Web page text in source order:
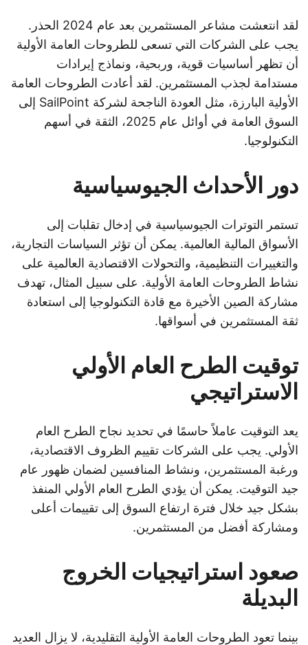
لقد انتعشت مشاعر المستثمرين بعد عام 2024 الحذر.
يجب على الشركات التي تسعى للطروحات العامة الأولية
أن تظهر أساسيات قوية، وربحية، ونماذج إيرادات
مستدامة لجذب المستثمرين. لقد أعادت الطروحات العامة
الأولية البارزة، مثل العودة الناجحة لشركة SailPoint إلى
السوق العامة في أوائل عام 2025، الثقة في أسهم
التكنولوجيا.
دور الأحداث الجيوسياسية
تستمر التوترات الجيوسياسية في إدخال تقلبات إلى
الأسواق المالية العالمية. يمكن أن تؤثر السياسات التجارية،
والتغييرات التنظيمية، والتحولات الاقتصادية العالمية على
نشاط الطروحات العامة الأولية. على سبيل المثال، تهدف
مشاركة الصين الأخيرة مع قادة التكنولوجيا إلى استعادة
ثقة المستثمرين في أسواقها.
توقيت الطرح العام الأولي
الاستراتيجي
يعد التوقيت عاملاً حاسمًا في تحديد نجاح الطرح العام
الأولي. يجب على الشركات تقييم الظروف الاقتصادية،
ورغبة المستثمرين، ونشاط المنافسين لضمان ظهور عام
جيد التوقيت. يمكن أن يؤدي الطرح العام الأولي المنفذ
بشكل جيد خلال فترة ارتفاع السوق إلى تقييمات أعلى
ومشاركة أفضل من المستثمرين.
صعود استراتيجيات الخروج
البديلة
بينما تعود الطروحات العامة الأولية التقليدية، لا يزال العديد